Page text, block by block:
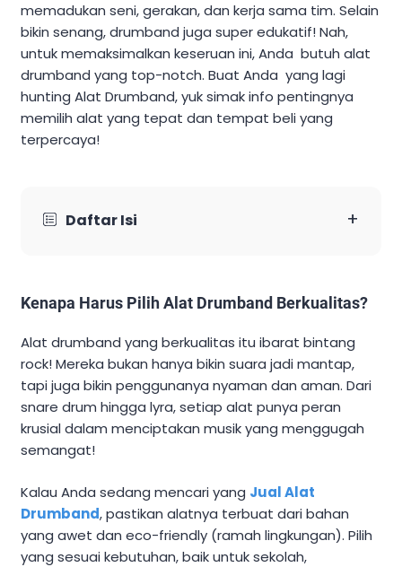
memadukan seni, gerakan, dan kerja sama tim. Selain
bikin senang, drumband juga super edukatif! Nah,
untuk memaksimalkan keseruan ini, Anda butuh alat
drumband yang top-notch. Buat Anda yang lagi
hunting Alat Drumband, yuk simak info pentingnya
memilih alat yang tepat dan tempat beli yang
terpercaya!
Daftar Isi +
Kenapa Harus Pilih Alat Drumband Berkualitas?
Alat drumband yang berkualitas itu ibarat bintang
rock! Mereka bukan hanya bikin suara jadi mantap,
tapi juga bikin penggunanya nyaman dan aman. Dari
snare drum hingga lyra, setiap alat punya peran
krusial dalam menciptakan musik yang menggugah
semangat!
Kalau Anda sedang mencari yang Jual Alat
Drumband, pastikan alatnya terbuat dari bahan
yang awet dan eco-friendly (ramah lingkungan). Pilih
yang sesuai kebutuhan, baik untuk sekolah,